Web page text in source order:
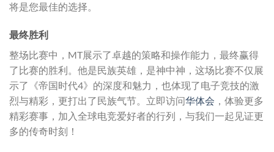
将是您最佳的选择。
最终胜利
整场比赛中，MT展示了卓越的策略和操作能力，最终赢得
了比赛的胜利。他是民族英雄，是神中神，这场比赛不仅展
示了《帝国时代4》的深度和魅力，也体现了电子竞技的激
烈与精彩，更打出了民族气节。立即访问华体会 ，体验更多
精彩赛事，加入全球电竞爱好者的行列，与我们一起见证更
多的传奇时刻！